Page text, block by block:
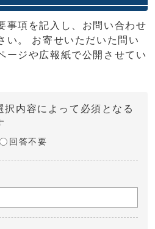
事項を記入し、お問い合わせ
い。 お寄せいただいた問い
ージや広報紙で公開させてい
択内容によって必須となる
回答不要